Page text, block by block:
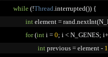
while (!Thread.interrupted()) {
int element = rand.nextInt(
for (int i = 0; i < N_GENES; i
int previous = element - 1